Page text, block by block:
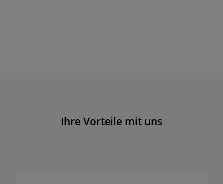
Ihre Vorteile mit uns